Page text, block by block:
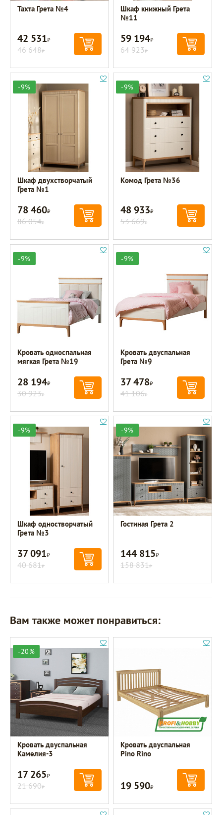
Тахта Грета №4
42 531Р
46 648Р
Шкаф книжный Грета
№11
59 194Р
64 923Р
-9%
Шкаф двухстворчатый
Грета №1
78 460Р
86 054Р
-9%
Комод Грета №36
48 933Р
53 669Р
-9%
Кровать односпальная
мягкая Грета №19
28 194Р
30 923Р
-9%
Кровать двуспальная
Грета №9
37 478Р
41 106Р
-9%
Шкаф одностворчатый
Грета №3
37 091Р
40 681Р
-9%
Гостиная Грета 2
144 815Р
158 831Р
Вам также может понравиться:
-20%
Кровать двуспальная
Камелия-3
17 265Р
21 690Р
Кровать двуспальная
Pino Rino
19 590Р